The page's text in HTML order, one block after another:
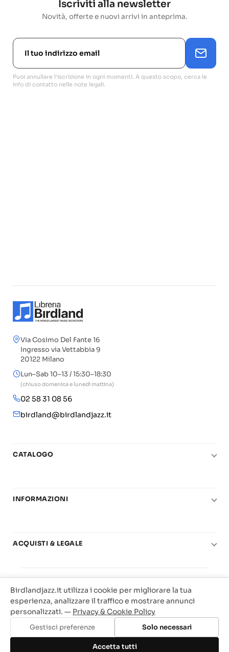
Aggiungi al carrello
Iscriviti alla newsletter
Novità, offerte e nuovi arrivi in anteprima.
Puoi annullare l'iscrizione in ogni momenti. A questo scopo, cerca le
info di contatto nelle note legali.
Via Cosimo Del Fante 16
Ingresso via Vettabbia 9
20122 Milano
Lun–Sab 10–13 / 15:30–18:30
(chiuso domenica e lunedì mattina)
02 58 31 08 56
birdland@birdlandjazz.it
CATALOGO
Chitarra
Basi play-along
Offerte
INFORMAZIONI
Carta del Docente
ACQUISTI & LEGALE
Privacy & Cookie
Traccia il tuo ordine
Birdland Milano. P.Iva 12093700156
Web Agency Milano
Birdlandjazz.it utilizza i cookie per migliorare la tua
esperienza, analizzare il traffico e mostrare annunci
personalizzati. — Privacy & Cookie Policy
Gestisci preferenze Solo necessari
Accetta tutti